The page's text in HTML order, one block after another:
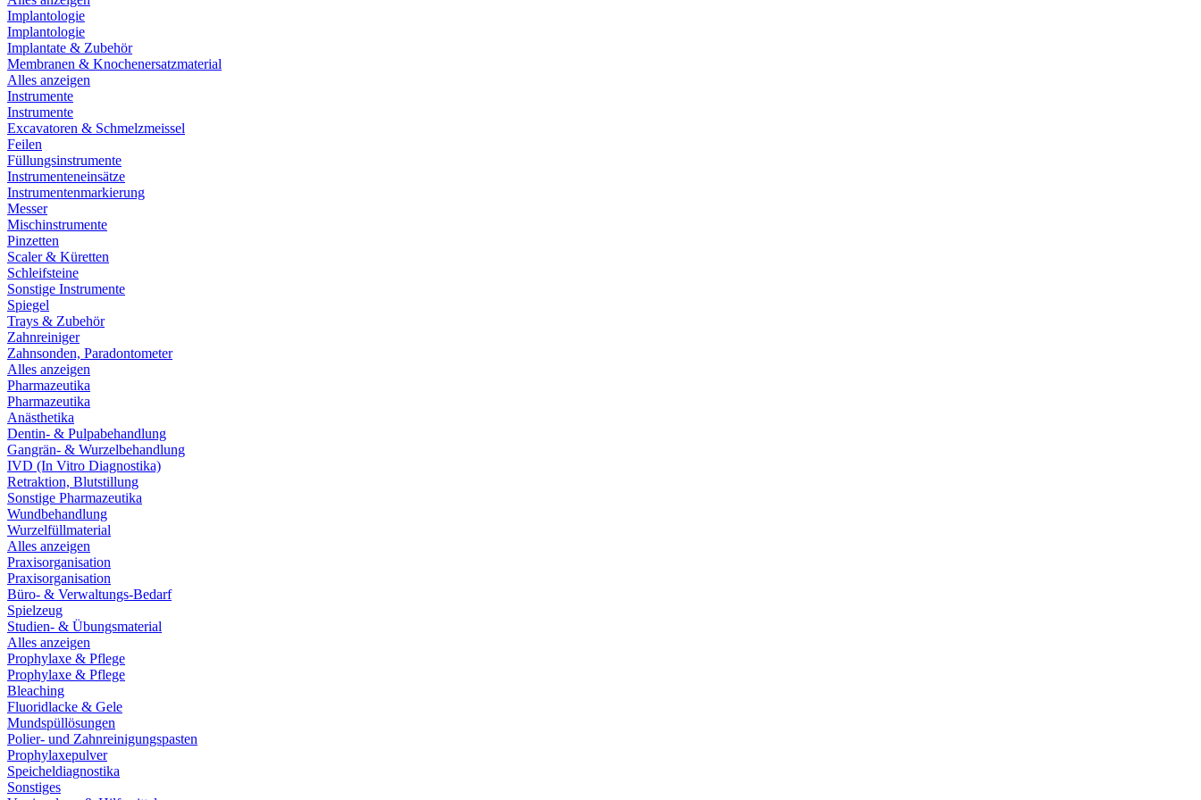
Implantologie
Implantologie
Implantate & Zubehör
Membranen & Knochenersatzmaterial
Alles anzeigen
Instrumente
Instrumente
Excavatoren & Schmelzmeissel
Feilen
Füllungsinstrumente
Instrumenteneinsätze
Instrumentenmarkierung
Messer
Mischinstrumente
Pinzetten
Scaler & Küretten
Schleifsteine
Sonstige Instrumente
Spiegel
Trays & Zubehör
Zahnreiniger
Zahnsonden, Paradontometer
Alles anzeigen
Pharmazeutika
Pharmazeutika
Anästhetika
Dentin- & Pulpabehandlung
Gangrän- & Wurzelbehandlung
IVD (In Vitro Diagnostika)
Retraktion, Blutstillung
Sonstige Pharmazeutika
Wundbehandlung
Wurzelfüllmaterial
Alles anzeigen
Praxisorganisation
Praxisorganisation
Büro- & Verwaltungs-Bedarf
Spielzeug
Studien- & Übungsmaterial
Alles anzeigen
Prophylaxe & Pflege
Prophylaxe & Pflege
Bleaching
Fluoridlacke & Gele
Mundspüllösungen
Polier- und Zahnreinigungspasten
Prophylaxepulver
Speicheldiagnostika
Sonstiges